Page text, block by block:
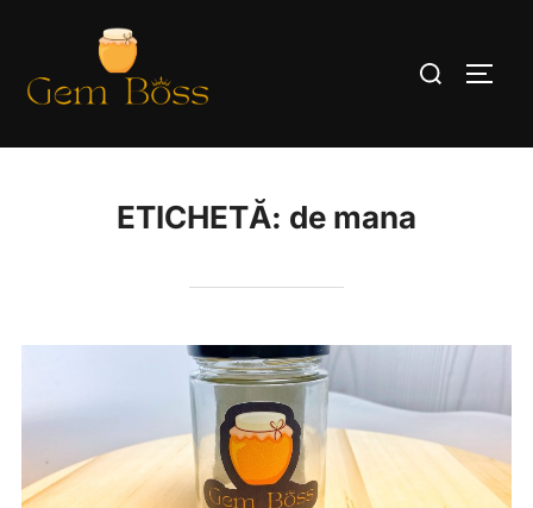
conținut
Caută
ETICHETĂ: de mana